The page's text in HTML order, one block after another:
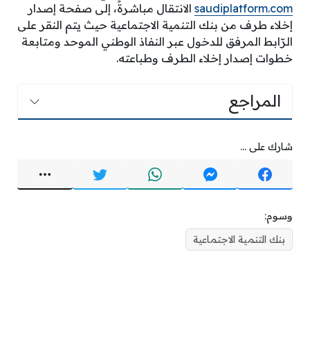
saudiplatform.com الانتقال مباشرةً، إلى صفحة إصدار
إخلاء طرف من بنك التنمية الاجتماعية حيث يتم النقر على
الرّابط المرفق للدخول عبر النفاذ الوطني الموحد ومتابعة
خطوات إصدار إخلاء الطرف وطباعته.
المراجع
شارك على ...
وسوم:
بنك التنمية الاجتماعية